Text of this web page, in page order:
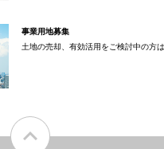
事業用地募集
土地の売却、有効活用をご検討中の方